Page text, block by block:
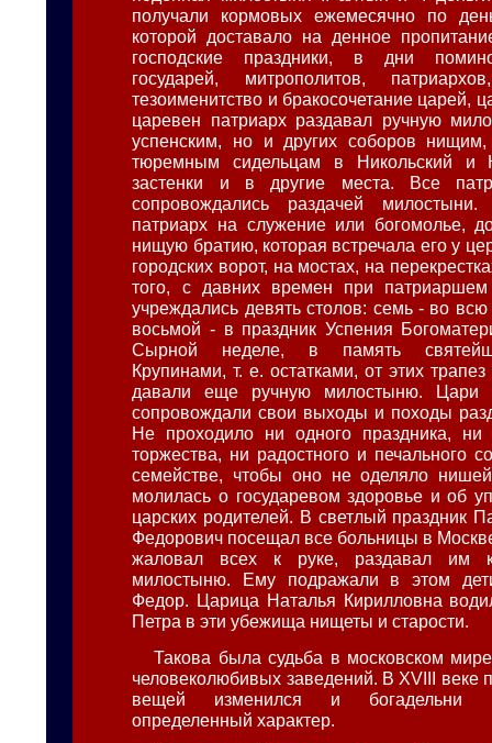
получали кормовых ежемесячно по
которой доставало на денное
господские праздники, в дни
государей, митрополитов,
тезоименитство и бракосочетание царей,
царевен патриарх раздавал ручную
успенским, но и других соборов
тюремным сидельцам в Никольский и
застенки и в другие места. Все
сопровождались раздачей
патриарх на служение или богомолье,
нищую братию, которая встречала его у
городских ворот, на мостах, на
того, с давних времен при
учреждались девять столов: семь - во
восьмой - в праздник Успения
Сырной неделе, в память
Крупинами, т. е. остатками, от этих
давали еще ручную милостыню. Цари
сопровождали свои выходы и походы
Не проходило ни одного праздника, ни
торжества, ни радостного и печального
семействе, чтобы оно не оделяло
молилась о государевом здоровье и об
царских родителей. В светлый праздник
Федорович посещал все больницы в
жаловал всех к руке, раздавал им
милостыню. Ему подражали в этом
Федор. Царица Наталья Кирилловна
Петра в эти убежища нищеты и старости.
Такова была судьба в московском
человеколюбивых заведений. В XVIII веке
вещей изменился и богадельни
определенный характер.